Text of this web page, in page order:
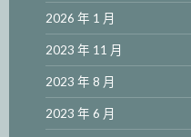
2026 年 1 月
2023 年 11 月
2023 年 8 月
2023 年 6 月